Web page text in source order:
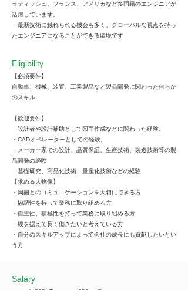
ラディッシュ、フランス、アメリカなど多国籍のエンジニアが
活躍しています。
・最新技術に触れられる機会も多く、グローバルな視点を持っ
たエンジニアになることができる環境です
Eligibility
【必須要件】
⾃動⾞、機械、装置、⼯業製品など製品開発に関わった何らか
のスキル
【歓迎要件】
・設計者や設計補助として図⾯作成などに関わった経験。
・CADオペレーターとしての経験。
・メーカー系での設計、品質保証、⽣産技術、製造技術等の製
品開発の経験
・基礎研究、商品化技術、量産化技術などの経験
【求める⼈物像】
・周囲とのコミュニケーションを⼤切にできる⽅
・協調性を持って業務に取り組める⽅
・⾃主性、積極性を持って業務に取り組める⽅
・腰を据えて⻑く働きたいと考えている⽅
・⾃分のスキルアップによって会社の成⻑にも貢献したいとい
う⽅
​Salary